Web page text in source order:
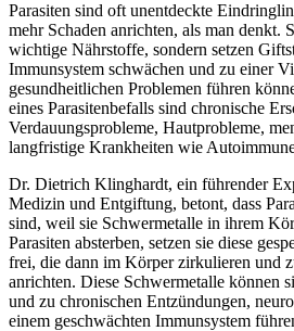
Parasiten sind oft unentdeckte
mehr Schaden anrichten, als man denkt.
wichtige Nährstoffe, sondern setzen
Immunsystem schwächen und zu einer
gesundheitlichen Problemen führen
eines Parasitenbefalls sind chronische
Verdauungsprobleme, Hautprobleme,
langfristige Krankheiten wie
Dr. Dietrich Klinghardt, ein führender
Medizin und Entgiftung, betont, dass
sind, weil sie Schwermetalle in ihrem
Parasiten absterben, setzen sie diese
frei, die dann im Körper zirkulieren und
anrichten. Diese Schwermetalle können
und zu chronischen Entzündungen,
einem geschwächten Immunsystem